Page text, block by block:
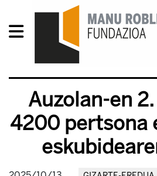
Auzolan-en
4200 pertsona